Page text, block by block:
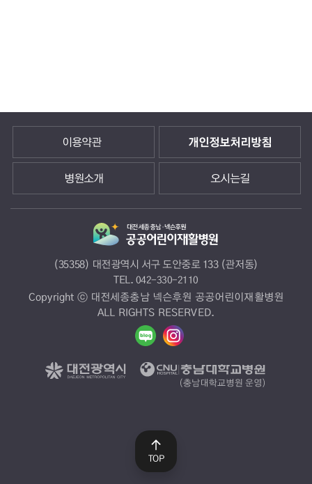
이용약관 개인정보처리방침
병원소개 오시는길
(35358) 대전광역시 서구 도안중로 133 (관저동)
TEL. 042-330-2110
Copyright ⓒ 대전세종충남 넥슨후원 공공어린이재활병원
ALL RIGHTS RESERVED.
TOP